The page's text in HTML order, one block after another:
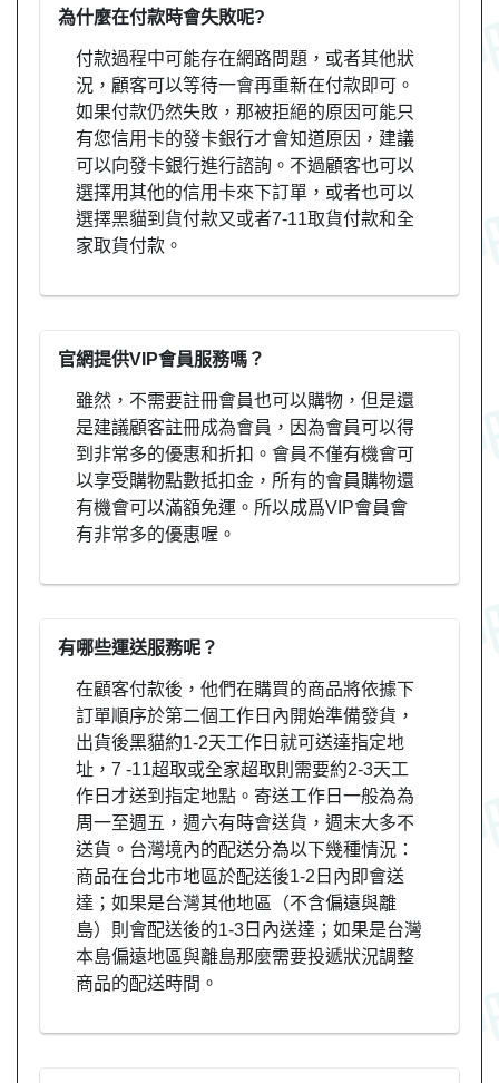
為什麼在付款時會失敗呢?
付款過程中可能存在網路問題，或者其他狀
況，顧客可以等待一會再重新在付款即可。
如果付款仍然失敗，那被拒絕的原因可能只
有您信用卡的發卡銀行才會知道原因，建議
可以向發卡銀行進行諮詢。不過顧客也可以
選擇用其他的信用卡來下訂單，或者也可以
選擇黑貓到貨付款又或者7-11取貨付款和全
家取貨付款。
官網提供VIP會員服務嗎？
雖然，不需要註冊會員也可以購物，但是還
是建議顧客註冊成為會員，因為會員可以得
到非常多的優惠和折扣。會員不僅有機會可
以享受購物點數抵扣金，所有的會員購物還
有機會可以滿額免運。所以成爲VIP會員會
有非常多的優惠喔。
有哪些運送服務呢？
在顧客付款後，他們在購買的商品將依據下
訂單順序於第二個工作日內開始準備發貨，
出貨後黑貓約1-2天工作日就可送達指定地
址，7 -11超取或全家超取則需要約2-3天工
作日才送到指定地點。寄送工作日一般為為
周一至週五，週六有時會送貨，週末大多不
送貨。台灣境內的配送分為以下幾種情況：
商品在台北市地區於配送後1-2日內即會送
達；如果是台灣其他地區（不含偏遠與離
島）則會配送後的1-3日內送達；如果是台灣
本島偏遠地區與離島那麼需要投遞狀況調整
商品的配送時間。